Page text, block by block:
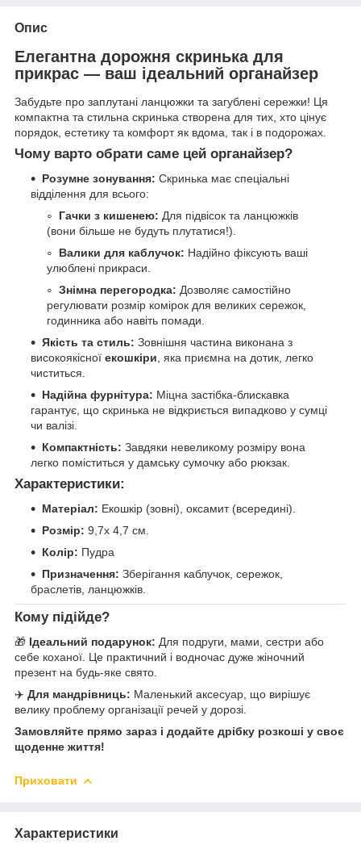
Опис
Елегантна дорожня скринька для
прикрас — ваш ідеальний органайзер
Забудьте про заплутані ланцюжки та загублені сережки! Ця
компактна та стильна скринька створена для тих, хто цінує
порядок, естетику та комфорт як вдома, так і в подорожах.
Чому варто обрати саме цей органайзер?
Розумне зонування: Скринька має спеціальні
відділення для всього:
Гачки з кишенею: Для підвісок та ланцюжків
(вони більше не будуть плутатися!).
Валики для каблучок: Надійно фіксують ваші
улюблені прикраси.
Знімна перегородка: Дозволяє самостійно
регулювати розмір комірок для великих сережок,
годинника або навіть помади.
Якість та стиль: Зовнішня частина виконана з
високоякісної екошкіри, яка приємна на дотик, легко
чиститься.
Надійна фурнітура: Міцна застібка-блискавка
гарантує, що скринька не відкриється випадково у сумці
чи валізі.
Компактність: Завдяки невеликому розміру вона
легко поміститься у дамську сумочку або рюкзак.
Характеристики:
Матеріал: Екошкір (зовні), оксамит (всередині).
Розмір: 9,7х 4,7 см.
Колір: Пудра
Призначення: Зберігання каблучок, сережок,
браслетів, ланцюжків.
Кому підійде?
🎁 Ідеальний подарунок: Для подруги, мами, сестри або
себе коханої. Це практичний і водночас дуже жіночний
презент на будь-яке свято.
✈️ Для мандрівниць: Маленький аксесуар, що вирішує
велику проблему організації речей у дорозі.
Замовляйте прямо зараз і додайте дрібку розкоші у своє
щоденне життя!
Приховати
Характеристики